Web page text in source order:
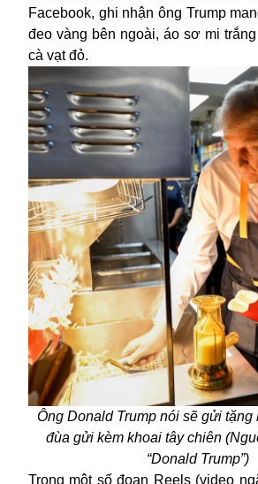
Facebook, ghi nhận ông Trump
đeo vàng bên ngoài, áo sơ mi
cà vạt đỏ.
Ông Donald Trump nói sẽ gửi tặng
đùa gửi kèm khoai tây chiên
“Donald Trump”)
Trong một số đoạn Reels (video